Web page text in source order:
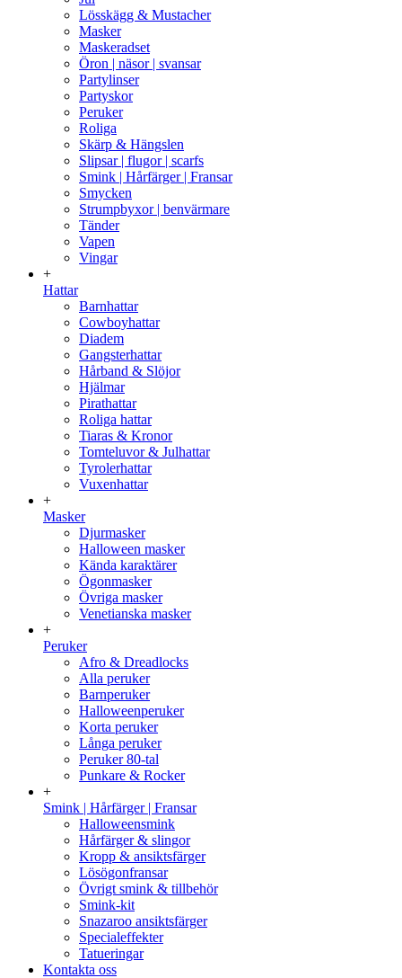
Lösskägg & Mustacher
Masker
Maskeradset
Öron | näsor | svansar
Partylinser
Partyskor
Peruker
Roliga
Skärp & Hängslen
Slipsar | flugor | scarfs
Smink | Hårfärger | Fransar
Smycken
Strumpbyxor | benvärmare
Tänder
Vapen
Vingar
+
Hattar
Barnhattar
Cowboyhattar
Diadem
Gangsterhattar
Hårband & Slöjor
Hjälmar
Pirathattar
Roliga hattar
Tiaras & Kronor
Tomteluvor & Julhattar
Tyrolerhattar
Vuxenhattar
+
Masker
Djurmasker
Halloween masker
Kända karaktärer
Ögonmasker
Övriga masker
Venetianska masker
+
Peruker
Afro & Dreadlocks
Alla peruker
Barnperuker
Halloweenperuker
Korta peruker
Långa peruker
Peruker 80-tal
Punkare & Rocker
+
Smink | Hårfärger | Fransar
Halloweensmink
Hårfärger & slingor
Kropp & ansiktsfärger
Lösögonfransar
Övrigt smink & tillbehör
Smink-kit
Snazaroo ansiktsfärger
Specialeffekter
Tatueringar
Kontakta oss